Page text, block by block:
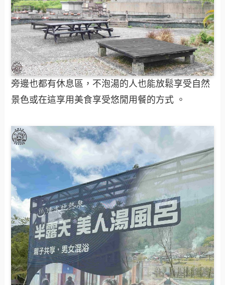
旁邊也都有休息區，不泡湯的人也能放鬆享受自然
景色或在這享用美食享受悠閒用餐的方式 。